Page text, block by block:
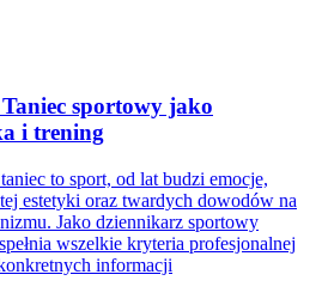
sportowy jako
i trening
to sport, od lat budzi emocje,
estetyki oraz twardych dowodów na
Jako dziennikarz sportowy
wszelkie kryteria profesjonalnej
informacji